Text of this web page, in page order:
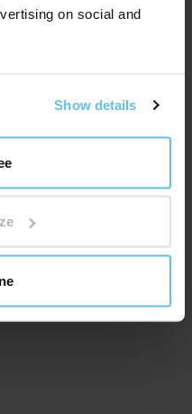
on social and
Show details
utvalg